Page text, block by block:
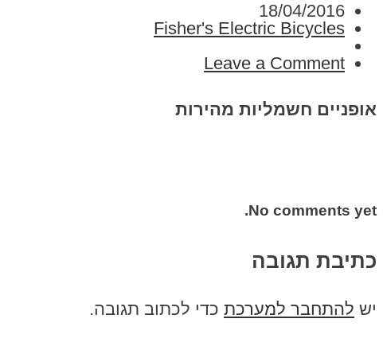
18/04/2016
Fisher's Electric Bicycles
Leave a Comment
אופניים חשמליות מהירות
No comments yet.
כתיבת תגובה
יש להתחבר למערכת כדי לכתוב תגובה.